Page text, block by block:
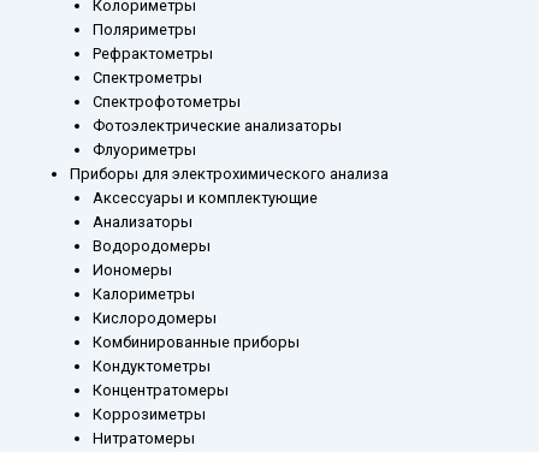
Колориметры
Поляриметры
Рефрактометры
Спектрометры
Спектрофотометры
Фотоэлектрические анализаторы
Флуориметры
Приборы для электрохимического анализа
Аксессуары и комплектующие
Анализаторы
Водородомеры
Иономеры
Калориметры
Кислородомеры
Комбинированные приборы
Кондуктометры
Концентратомеры
Коррозиметры
Нитратомеры